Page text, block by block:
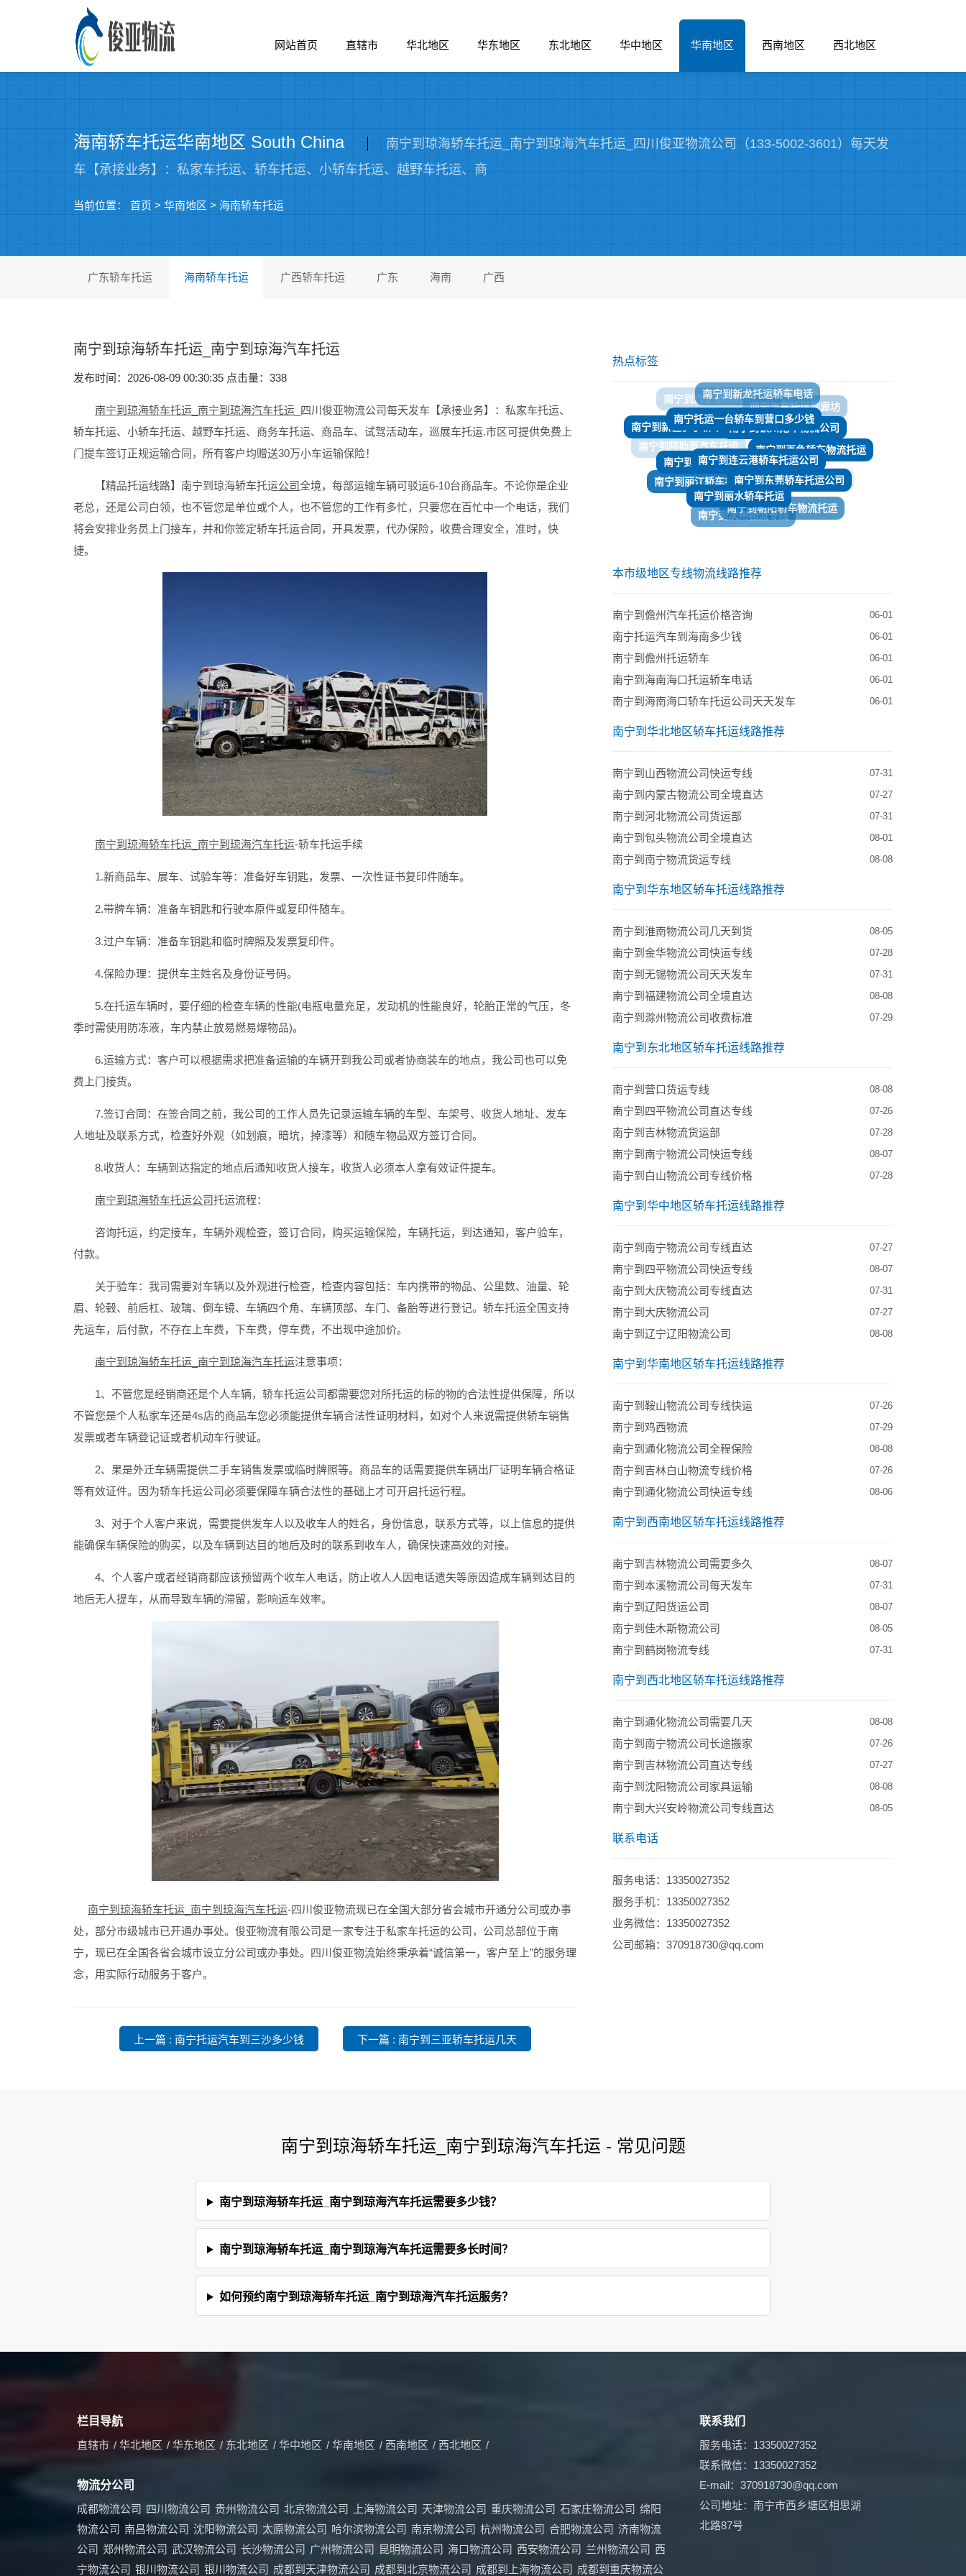
网站首页 直辖市 华北地区 华东地区 东北地区 华中地区 华南地区 西南地区 西北地区
海南轿车托运华南地区 South China
南宁到琼海轿车托运_南宁到琼海汽车托运_四川俊亚物流公司（133-5002-3601）每天发
车【承接业务】：私家车托运、轿车托运、小轿车托运、越野车托运、商
当前位置： 首页 > 华南地区 > 海南轿车托运
广东轿车托运 海南轿车托运 广西轿车托运 广东 海南 广西
南宁到琼海轿车托运_南宁到琼海汽车托运
发布时间：2026-08-09 00:30:35 点击量： 338
南宁到琼海轿车托运_南宁到琼海汽车托运 _四川俊亚物流公司每天发车【承接业务】：私家车托运、
轿车托运、小轿车托运、越野车托运、商务车托运、商品车、试驾活动车，巡展车托运.市区可提供免费上
门提车签订正规运输合同，所有客户均赠送30万小车运输保险！
【精品托运线路】南宁到琼海轿车托运公司全境，每部运输车辆可驳运6-10台商品车。不论你是企业
老总，还是公司白领，也不管您是单位或个人，也不管您的工作有多忙，只要您在百忙中一个电话，我们
将会安排业务员上门接车，并和你签定轿车托运合同，开具发票，代办保险，收费合理安全，准时，快
捷。
南宁到琼海轿车托运_南宁到琼海汽车托运-轿车托运手续
1.新商品车、展车、试验车等：准备好车钥匙，发票、一次性证书复印件随车。
2.带牌车辆：准备车钥匙和行驶本原件或复印件随车。
3.过户车辆：准备车钥匙和临时牌照及发票复印件。
4.保险办理：提供车主姓名及身份证号码。
5.在托运车辆时，要仔细的检查车辆的性能(电瓶电量充足，发动机的性能良好，轮胎正常的气压，冬
季时需使用防冻液，车内禁止放易燃易爆物品)。
6.运输方式：客户可以根据需求把准备运输的车辆开到我公司或者协商装车的地点，我公司也可以免
费上门接货。
7.签订合同：在签合同之前，我公司的工作人员先记录运输车辆的车型、车架号、收货人地址、发车
人地址及联系方式，检查好外观（如划痕，暗坑，掉漆等）和随车物品双方签订合同。
8.收货人：车辆到达指定的地点后通知收货人接车，收货人必须本人拿有效证件提车。
南宁到琼海轿车托运公司托运流程：
咨询托运，约定接车，车辆外观检查，签订合同，购买运输保险，车辆托运，到达通知，客户验车，
付款。
关于验车：我司需要对车辆以及外观进行检查，检查内容包括：车内携带的物品、公里数、油量、轮
眉、轮毂、前后杠、玻璃、倒车镜、车辆四个角、车辆顶部、车门、备胎等进行登记。轿车托运全国支持
先运车，后付款，不存在上车费，下车费，停车费，不出现中途加价。
南宁到琼海轿车托运_南宁到琼海汽车托运注意事项：
1、不管您是经销商还是个人车辆，轿车托运公司都需要您对所托运的标的物的合法性提供保障，所以
不管您是个人私家车还是4s店的商品车您必须能提供车辆合法性证明材料，如对个人来说需提供轿车销售
发票或者车辆登记证或者机动车行驶证。
2、果是外迁车辆需提供二手车销售发票或临时牌照等。商品车的话需要提供车辆出厂证明车辆合格证
等有效证件。因为轿车托运公司必须要保障车辆合法性的基础上才可开启托运行程。
3、对于个人客户来说，需要提供发车人以及收车人的姓名，身份信息，联系方式等，以上信息的提供
能确保车辆保险的购买，以及车辆到达目的地后及时的联系到收车人，确保快速高效的对接。
4、个人客户或者经销商都应该预留两个收车人电话，防止收人人因电话遗失等原因造成车辆到达目的
地后无人提车，从而导致车辆的滞留，影响运车效率。
南宁到琼海轿车托运_南宁到琼海汽车托运-四川俊亚物流现已在全国大部分省会城市开通分公司或办事
处，部分市级城市已开通办事处。俊亚物流有限公司是一家专注于私家车托运的公司，公司总部位于南
宁，现已在全国各省会城市设立分公司或办事处。四川俊亚物流始终秉承着“诚信第一，客户至上”的服务理
念，用实际行动服务于客户。
上一篇 : 南宁托运汽车到三沙多少钱 下一篇 : 南宁到三亚轿车托运几天
热点标签
南宁到新疆伊宁轿车托运电话查询
南宁托运一台轿车到营口多少钱
南宁到钦州拖车物流公司
南宁到百色轿车物流托运
南宁到平凉物流
南宁到宜昌托运轿车电话
南宁到增城物流公司
南宁到南通轿车托运公司
​南宁到丽江轿车托运
南宁到天门轿车托运公司
​南宁到连云港轿车托运公司
​南宁到东莞轿车托运公司
南宁到朝阳轿车物流托运
​南宁到滨州物流专线
​南宁到丽水轿车托运
本市级地区专线物流线路推荐
南宁到儋州汽车托运价格咨询 06-01
南宁托运汽车到海南多少钱 06-01
南宁到儋州托运轿车 06-01
南宁到海南海口托运轿车电话 06-01
南宁到海南海口轿车托运公司天天发车 06-01
南宁到华北地区轿车托运线路推荐
南宁到山西物流公司快运专线 07-31
​南宁到内蒙古物流公司全境直达 07-27
南宁到河北物流公司货运部 07-31
​南宁到包头物流公司全境直达 08-01
南宁到南宁物流货运专线 08-08
南宁到华东地区轿车托运线路推荐
南宁到淮南物流公司几天到货 08-05
南宁到金华物流公司快运专线 07-28
南宁到无锡物流公司天天发车 07-31
南宁到福建物流公司全境直达 08-08
南宁到滁州物流公司收费标准 07-29
南宁到东北地区轿车托运线路推荐
南宁到营口货运专线 08-08
南宁到四平物流公司直达专线 07-26
南宁到吉林物流货运部 07-28
南宁到南宁物流公司快运专线 08-07
南宁到白山物流公司专线价格 07-28
南宁到华中地区轿车托运线路推荐
南宁到南宁物流公司专线直达 07-27
南宁到四平物流公司快运专线 08-07
南宁到大庆物流公司专线直达 07-31
南宁到大庆物流公司 07-27
南宁到辽宁辽阳物流公司 08-08
南宁到华南地区轿车托运线路推荐
南宁到鞍山物流公司专线快运 07-26
南宁到鸡西物流 07-29
南宁到通化物流公司全程保险 08-08
南宁到吉林白山物流专线价格 07-26
南宁到通化物流公司快运专线 08-06
南宁到西南地区轿车托运线路推荐
南宁到吉林物流公司需要多久 08-07
南宁到本溪物流公司每天发车 07-31
南宁到辽阳货运公司 08-07
南宁到佳木斯物流公司 08-05
南宁到鹤岗物流专线 07-31
南宁到西北地区轿车托运线路推荐
南宁到通化物流公司需要几天 08-08
南宁到南宁物流公司长途搬家 07-26
​南宁到吉林物流公司直达专线 07-27
南宁到沈阳物流公司家具运输 08-08
南宁到大兴安岭物流公司专线直达 08-05
联系电话
服务电话：13350027352
服务手机：13350027352
业务微信：13350027352
公司邮箱：370918730@qq.com
南宁到琼海轿车托运_南宁到琼海汽车托运 - 常见问题
南宁到琼海轿车托运_南宁到琼海汽车托运需要多少钱？
南宁到琼海轿车托运_南宁到琼海汽车托运需要多长时间？
如何预约南宁到琼海轿车托运_南宁到琼海汽车托运服务？
栏目导航
直辖市 / 华北地区 / 华东地区 / 东北地区 / 华中地区 / 华南地区 / 西南地区 / 西北地区 /
物流分公司
成都物流公司 四川物流公司 贵州物流公司 北京物流公司 上海物流公司 天津物流公司 重庆物流公司 石家庄物流公司 绵阳
物流公司 南昌物流公司 沈阳物流公司 太原物流公司 哈尔滨物流公司 南京物流公司 杭州物流公司 合肥物流公司 济南物流
公司 郑州物流公司 武汉物流公司 长沙物流公司 广州物流公司 昆明物流公司 海口物流公司 西安物流公司 兰州物流公司 西
宁物流公司 银川物流公司 银川物流公司 成都到天津物流公司 成都到北京物流公司 成都到上海物流公司 成都到重庆物流公
联系我们
服务电话：13350027352
联系微信：13350027352
E-mail：370918730@qq.com
公司地址：南宁市西乡塘区相思湖
北路87号